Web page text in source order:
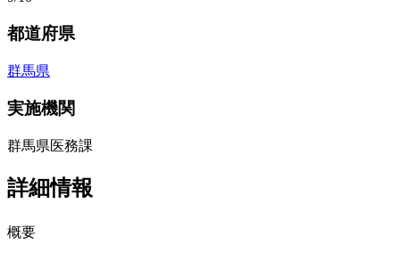
都道府県
群馬県
実施機関
群馬県医務課
詳細情報
概要